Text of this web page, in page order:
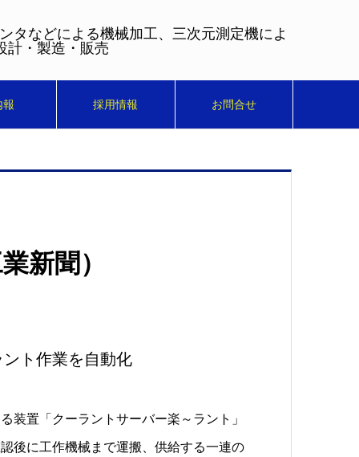
タなどによる機械加工、三次元測定機によ
計・製造・販売
報 採用情報 お問合せ
新聞）
ト作業を自動化
装置「クーラントサーバー楽～ラント」
後に工作機械まで運搬、供給する一連の